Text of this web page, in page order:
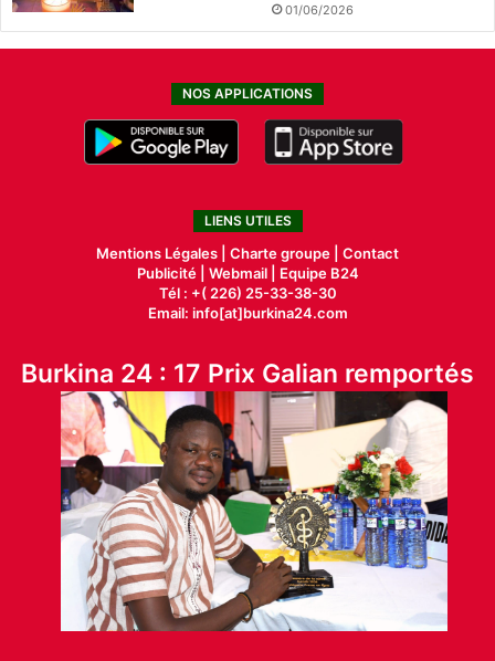
01/06/2026
NOS APPLICATIONS
LIENS UTILES
Mentions Légales | Charte groupe | Contact
Publicité| Webmail |
Equipe B24
Tél : +( 226) 25-33-38-30
Email: info[at]burkina24.com
Burkina 24 : 17 Prix Galian remportés